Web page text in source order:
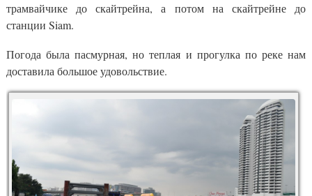
трамвайчике до скайтрейна, а потом на скайтрейне до
станции Siam.
Погода была пасмурная, но теплая и прогулка по реке нам
доставила большое удовольствие.